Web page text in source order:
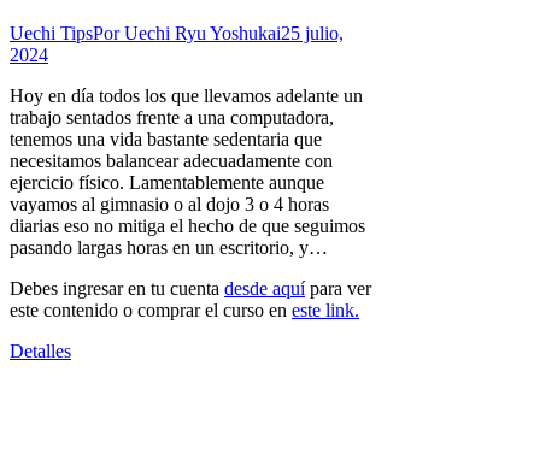
Uechi TipsPorUechi Ryu Yoshukai25 julio,
2024
Hoy en día todos los que llevamos adelante un
trabajo sentados frente a una computadora,
tenemos una vida bastante sedentaria que
necesitamos balancear adecuadamente con
ejercicio físico. Lamentablemente aunque
vayamos al gimnasio o al dojo 3 o 4 horas
diarias eso no mitiga el hecho de que seguimos
pasando largas horas en un escritorio, y…
Debes ingresar en tu cuenta desde aquípara ver
este contenido o comprar el curso en este link.
Detalles